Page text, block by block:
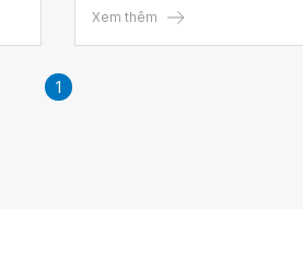
nghiệm dưới đây sẽ giúp bạn
Xem thêm
1